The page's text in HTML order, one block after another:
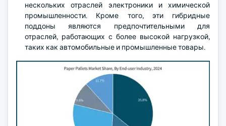
нескольких отраслей электроники и химической
промышленности. Кроме того, эти гибридные
поддоны являются предпочтительными для
отраслей, работающих с более высокой нагрузкой,
таких как автомобильные и промышленные товары.